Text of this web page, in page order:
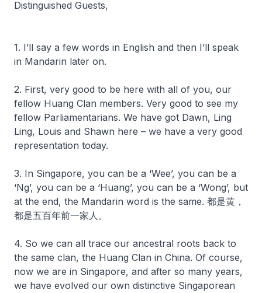
Distinguished Guests,
1. I’ll say a few words in English and then I’ll speak
in Mandarin later on.
2. First, very good to be here with all of you, our
fellow Huang Clan members. Very good to see my
fellow Parliamentarians. We have got Dawn, Ling
Ling, Louis and Shawn here – we have a very good
representation today.
3. In Singapore, you can be a ‘Wee’, you can be a
‘Ng’, you can be a ‘Huang’, you can be a ‘Wong’, but
at the end, the Mandarin word is the same. 都是黄，
都是五百年前一家人。
4. So we can all trace our ancestral roots back to
the same clan, the Huang Clan in China. Of course,
now we are in Singapore, and after so many years,
we have evolved our own distinctive Singaporean